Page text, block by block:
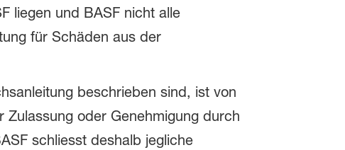
liegen und BASF nicht alle
für Schäden aus der
beschrieben sind, ist von
oder Genehmigung durch
schliesst deshalb jegliche